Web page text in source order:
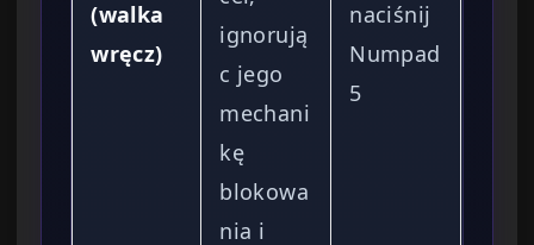
(walka
wręcz)
ignorują
c jego
mechani
kę
blokowa
nia i
naciśnij
Numpad
5